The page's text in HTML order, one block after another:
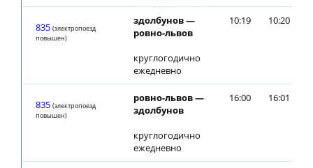
835 (электропоезд
повышен)
здолбунов —
ровно-львов
круглогодично
ежедневно
10:19 10:20
835 (электропоезд
повышен)
ровно-львов —
здолбунов
круглогодично
ежедневно
16:00 16:01